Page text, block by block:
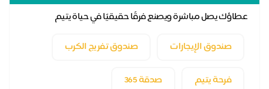
عطاؤك يصل مباشرة ويصنع فرقًا حقيقيًا في حياة يتيم
صندوق الإيجارات
صندوق تفريج الكرب
فرحة يتيم صدقة 365